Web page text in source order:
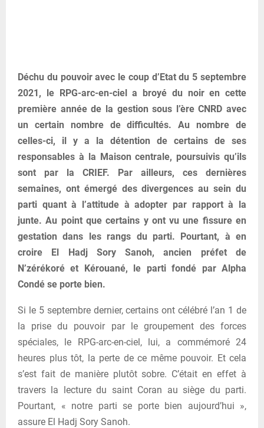
Déchu du pouvoir avec le coup d’Etat du 5 septembre
2021, le RPG-arc-en-ciel a broyé du noir en cette
première année de la gestion sous l’ère CNRD avec
un certain nombre de difficultés. Au nombre de
celles-ci, il y a la détention de certains de ses
responsables à la Maison centrale, poursuivis qu’ils
sont par la CRIEF. Par ailleurs, ces dernières
semaines, ont émergé des divergences au sein du
parti quant à l’attitude à adopter par rapport à la
junte. Au point que certains y ont vu une fissure en
gestation dans les rangs du parti. Pourtant, à en
croire El Hadj Sory Sanoh, ancien préfet de
N’zérékoré et Kérouané, le parti fondé par Alpha
Condé se porte bien.
Si le 5 septembre dernier, certains ont célébré l’an 1 de
la prise du pouvoir par le groupement des forces
spéciales, le RPG-arc-en-ciel, lui, a commémoré 24
heures plus tôt, la perte de ce même pouvoir. Et cela
s’est fait de manière plutôt sobre. C’était en effet à
travers la lecture du saint Coran au siège du parti.
Pourtant, « notre parti se porte bien aujourd’hui »,
assure El Hadj Sory Sanoh.